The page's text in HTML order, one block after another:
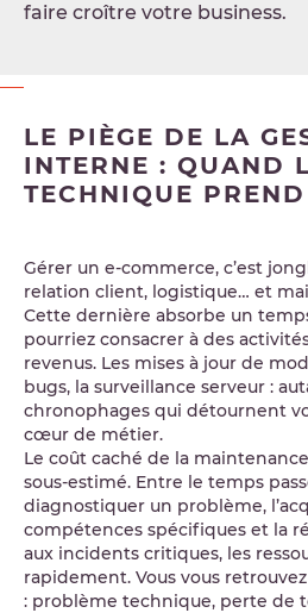
faire croître votre business.
LE PIÈGE DE LA
INTERNE : QUAND
TECHNIQUE
Gérer un e-commerce, c’est
relation client, logistique… et
Cette dernière absorbe un
pourriez consacrer à des
revenus. Les mises à jour de
bugs, la surveillance serveur :
chronophages qui détournent
cœur de métier.
Le coût caché de la
sous-estimé. Entre le temps
diagnostiquer un problème,
compétences spécifiques et la
aux incidents critiques, les
rapidement. Vous vous
: problème technique, perte de